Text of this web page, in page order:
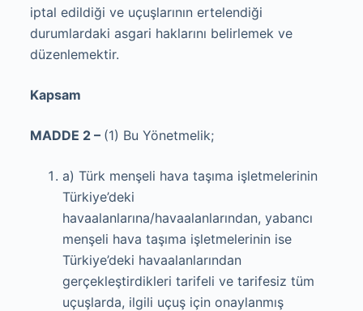
iptal edildiği ve uçuşlarının ertelendiği
durumlardaki asgari haklarını belirlemek ve
düzenlemektir.
Kapsam
MADDE 2 – (1) Bu Yönetmelik;
a) Türk menşeli hava taşıma işletmelerinin
Türkiye’deki
havaalanlarına/havaalanlarından, yabancı
menşeli hava taşıma işletmelerinin ise
Türkiye’deki havaalanlarından
gerçekleştirdikleri tarifeli ve tarifesiz tüm
uçuşlarda, ilgili uçuş için onaylanmış